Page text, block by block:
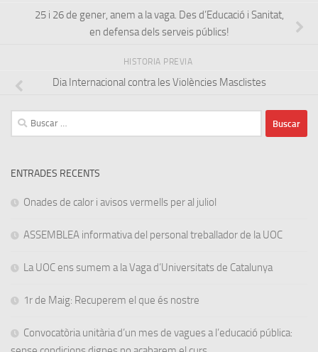
25 i 26 de gener, anem a la vaga. Des d’Educació i Sanitat,
en defensa dels serveis públics!
HISTORIA PREVIA
Dia Internacional contra les Violències Masclistes
Buscar:
ENTRADES RECENTS
Onades de calor i avisos vermells per al juliol
ASSEMBLEA informativa del personal treballador de la UOC
La UOC ens sumem a la Vaga d’Universitats de Catalunya
1r de Maig: Recuperem el que és nostre
Convocatòria unitària d’un mes de vagues a l’educació pública: